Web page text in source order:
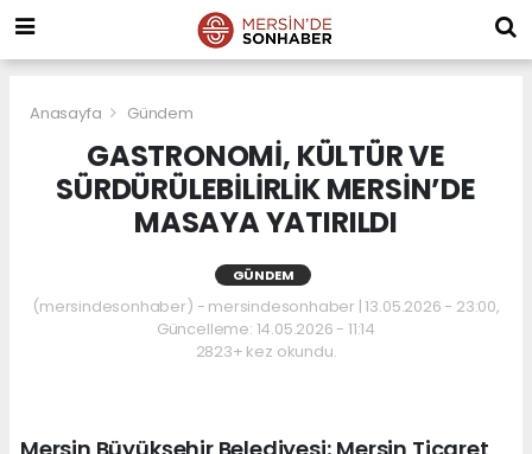
Anasayfa Gündem
GASTRONOMİ, KÜLTÜR VE
SÜRDÜRÜLEBİLİRLİK MERSİN’DE
MASAYA YATIRILDI
GÜNDEM
(mersindesonhaber) - mersindesonhaber | 13.05.2026 - 23:00,
Güncelleme: 14.05.2026 - 11:14
2823+ kez okundu.